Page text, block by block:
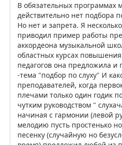
В обязательных программах
действительно нет подбора
Но нет и запрета. Я
приводил пример работы
аккордеона музыкальной
областных курсах
педагогов она предложила и
-тема "подбор по слуху" И
преподавателей, когда
плечами только один годик
чутким руководством "
начиная с гармонии (левой
мелодию пусть простенько
песенку (случайную но